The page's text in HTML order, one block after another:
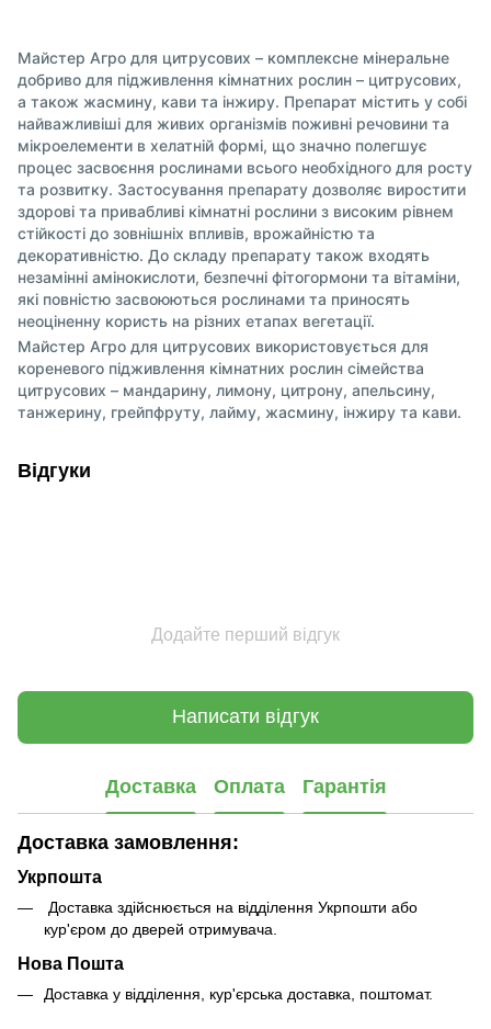
Майстер Агро для цитрусових – комплексне мінеральне
добриво для підживлення кімнатних рослин – цитрусових,
а також жасмину, кави та інжиру. Препарат містить у собі
найважливіші для живих організмів поживні речовини та
мікроелементи в хелатній формі, що значно полегшує
процес засвоєння рослинами всього необхідного для росту
та розвитку. Застосування препарату дозволяє виростити
здорові та привабливі кімнатні рослини з високим рівнем
стійкості до зовнішніх впливів, врожайністю та
декоративністю. До складу препарату також входять
незамінні амінокислоти, безпечні фітогормони та вітаміни,
які повністю засвоюються рослинами та приносять
неоціненну користь на різних етапах вегетації.
Майстер Агро для цитрусових використовується для
кореневого підживлення кімнатних рослин сімейства
цитрусових – мандарину, лимону, цитрону, апельсину,
танжерину, грейпфруту, лайму, жасмину, інжиру та кави.
Відгуки
Додайте перший відгук
Написати відгук
Доставка Оплата Гарантія
Доставка замовлення:
Укрпошта
Доставка здійснюється на відділення Укрпошти або
кур'єром до дверей отримувача.
Нова Пошта
Доставка у відділення, кур'єрська доставка, поштомат.